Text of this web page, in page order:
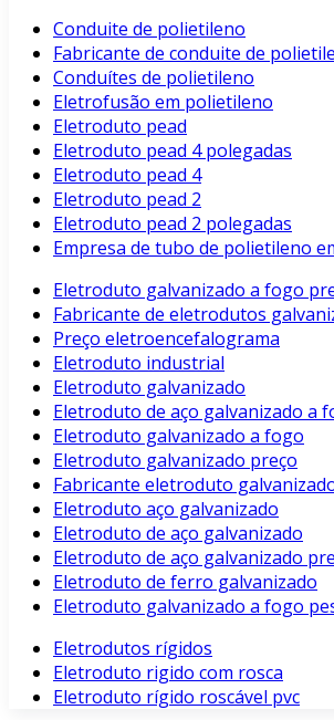
Conduite de polietileno
Fabricante de conduite de
Conduítes de polietileno
Eletrofusão em polietileno
Eletroduto pead
Eletroduto pead 4 polegadas
Eletroduto pead 4
Eletroduto pead 2
Eletroduto pead 2 polegadas
Empresa de tubo de polietileno
Eletroduto galvanizado a fogo
Fabricante de eletrodutos
Preço eletroencefalograma
Eletroduto industrial
Eletroduto galvanizado
Eletroduto de aço galvanizado a
Eletroduto galvanizado a fogo
Eletroduto galvanizado preço
Fabricante eletroduto
Eletroduto aço galvanizado
Eletroduto de aço galvanizado
Eletroduto de aço galvanizado
Eletroduto de ferro galvanizado
Eletroduto galvanizado a fogo
Eletrodutos rígidos
Eletroduto rigido com rosca
Eletroduto rígido roscável pvc